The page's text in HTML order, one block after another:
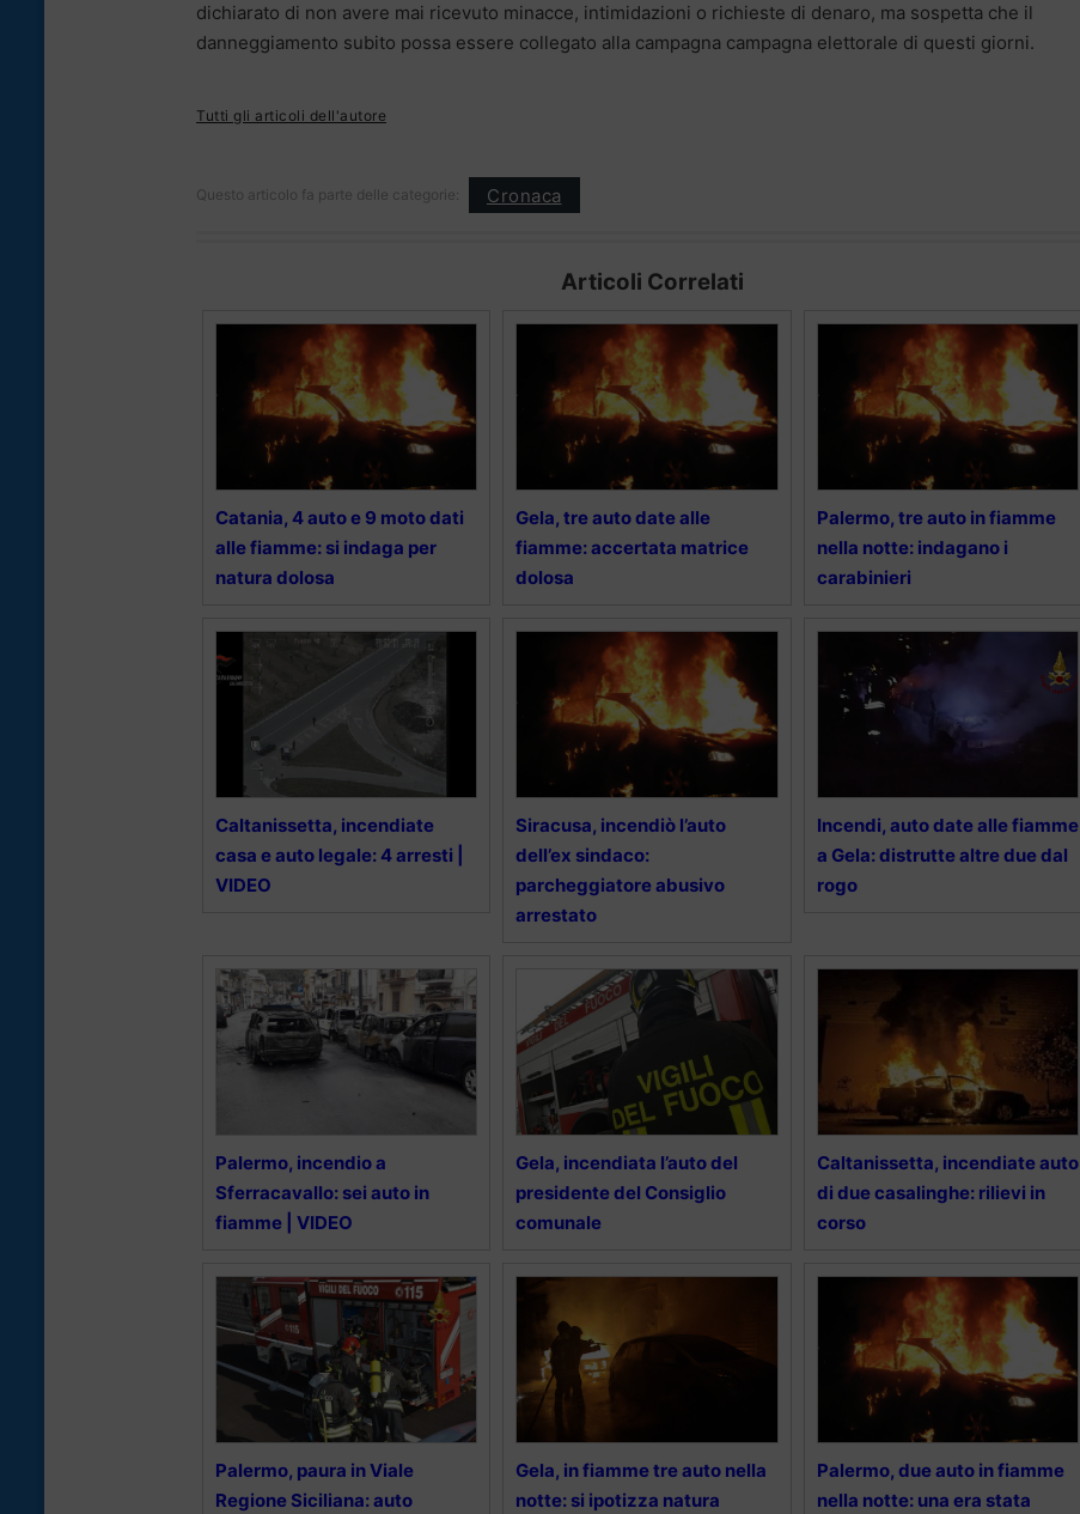
dichiarato di non avere mai ricevuto minacce, intimidazioni o richieste di denaro, ma sospetta che il
danneggiamento subito possa essere collegato alla campagna campagna elettorale di questi giorni.
Tutti gli articoli dell'autore
Questo articolo fa parte delle categorie: Cronaca
Articoli Correlati
Catania, 4 auto e 9 moto dati
alle fiamme: si indaga per
natura dolosa
Gela, tre auto date alle
fiamme: accertata matrice
dolosa
Palermo, tre auto in fiamme
nella notte: indagano i
carabinieri
Caltanissetta, incendiate
casa e auto legale: 4 arresti |
VIDEO
Siracusa, incendiò l’auto
dell’ex sindaco:
parcheggiatore abusivo
arrestato
Incendi, auto date alle fiamme
a Gela: distrutte altre due dal
rogo
Palermo, incendio a
Sferracavallo: sei auto in
fiamme | VIDEO
Gela, incendiata l’auto del
presidente del Consiglio
comunale
Caltanissetta, incendiate auto
di due casalinghe: rilievi in
corso
Palermo, paura in Viale
Regione Siciliana: auto
Gela, in fiamme tre auto nella
notte: si ipotizza natura
Palermo, due auto in fiamme
nella notte: una era stata